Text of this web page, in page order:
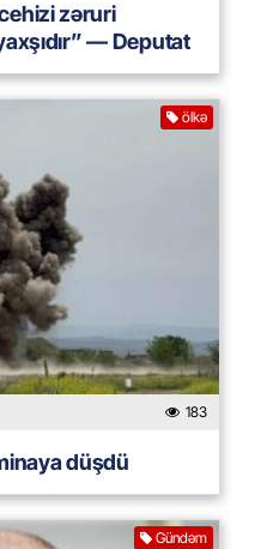
cehizi zəruri
— Deputat
ölkə
183
düşdü
Gündəm